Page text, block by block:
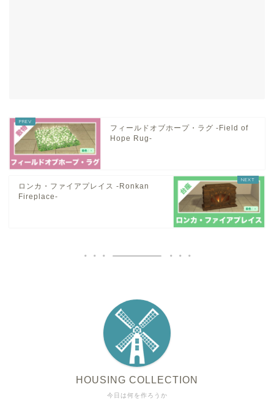
フィールドオブホープ・ラグ -Field of
Hope Rug-
ロンカ・ファイアプレイス -Ronkan
Fireplace-
今日は何を作ろうか
HOUSING COLLECTION